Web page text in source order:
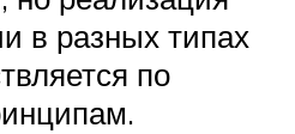
в разных типах
по